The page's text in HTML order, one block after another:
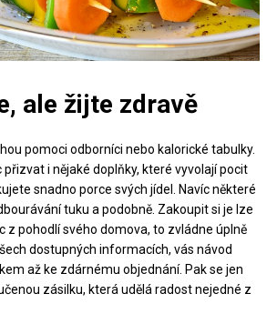
ale žijte zdravě
pomoci odborníci nebo kalorické tabulky.
přizvat i nějaké doplňky, které vyvolají pocit
snadno porce svých jídel. Navíc některé
tuku a podobně. Zakoupit si je lze
z pohodlí svého domova, to zvládne úplně
dostupných informacích,vás návod
až ke zdárnému objednání. Pak se jen
zásilku, která udělá radost nejedné z